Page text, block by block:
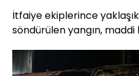
İtfaiye ekiplerince
söndürülen yangın, maddi